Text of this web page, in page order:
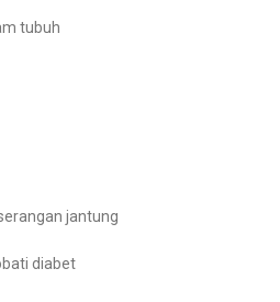
tubuh
jantung
diabet